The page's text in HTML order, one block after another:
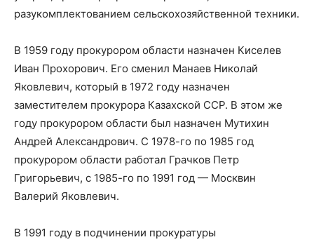
разукомплектованием сельскохозяйственной техники.
В 1959 году прокурором области назначен Киселев
Иван Прохорович. Его сменил Манаев Николай
Яковлевич, который в 1972 году назначен
заместителем прокурора Казахской ССР. В этом же
году прокурором области был назначен Мутихин
Андрей Александрович. С 1978-го по 1985 год
прокурором области работал Грачков Петр
Григорьевич, с 1985-го по 1991 год — Москвин
Валерий Яковлевич.
В 1991 году в подчинении прокуратуры